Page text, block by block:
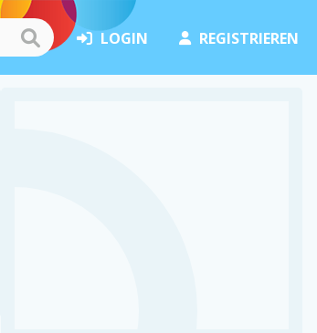
LOGIN REGISTRIEREN